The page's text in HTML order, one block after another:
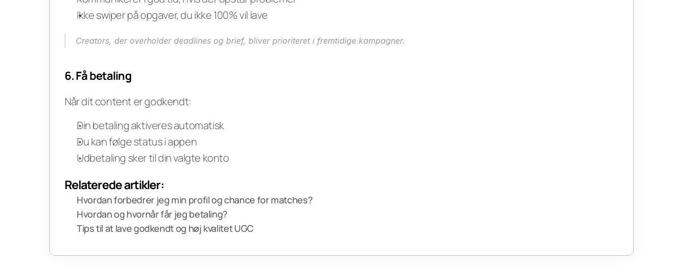
Ikke swiper på opgaver, du ikke 100% vil lave
Creators, der overholder deadlines og brief, bliver prioriteret i fremtidige kampagner.
6. Få betaling
Når dit content er godkendt:
Din betaling aktiveres automatisk
Du kan følge status i appen
Udbetaling sker til din valgte konto
Relaterede artikler:
Hvordan forbedrer jeg min profil og chance for matches?
Hvordan og hvornår får jeg betaling?
Tips til at lave godkendt og høj kvalitet UGC